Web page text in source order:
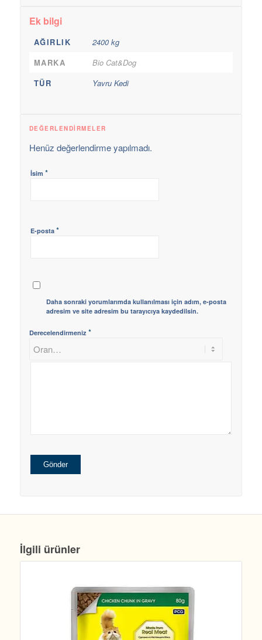
Ek bilgi
AĞIRLIK
2400 kg
MARKA
Bio Cat&Dog
TÜR
Yavru Kedi
DEĞERLENDIRMELER
Henüz değerlendirme yapılmadı.
İsim *
E-posta *
Daha sonraki yorumlarımda kullanılması için adım, e-posta
adresim ve site adresim bu tarayıcıya kaydedilsin.
Derecelendirmeniz *
İlgili ürünler